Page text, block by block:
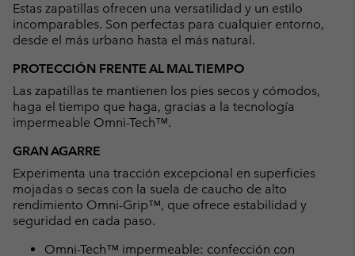
Estas zapatillas ofrecen una versatilidad y un estilo
incomparables. Son perfectas para cualquier entorno,
desde el más urbano hasta el más natural.
PROTECCIÓN FRENTE AL MAL TIEMPO
Las zapatillas te mantienen los pies secos y cómodos,
haga el tiempo que haga, gracias a la tecnología
impermeable Omni-Tech™.
GRAN AGARRE
Experimenta una tracción excepcional en superficies
mojadas o secas con la suela de caucho de alto
rendimiento Omni-Grip™, que ofrece estabilidad y
seguridad en cada paso.
Omni-Tech™ impermeable: confección con